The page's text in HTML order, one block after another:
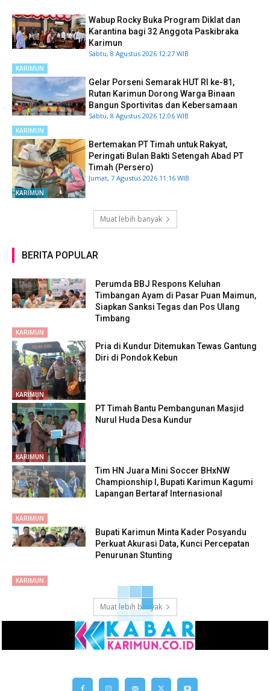
KARIMUN
Wabup Rocky Buka Program Diklat dan
Karantina bagi 32 Anggota Paskibraka
Karimun
Sabtu, 8 Agustus 2026 12:27 WIB
KARIMUN
Gelar Porseni Semarak HUT RI ke-81,
Rutan Karimun Dorong Warga Binaan
Bangun Sportivitas dan Kebersamaan
Sabtu, 8 Agustus 2026 12:06 WIB
KARIMUN
Bertemakan PT Timah untuk Rakyat,
Peringati Bulan Bakti Setengah Abad PT
Timah (Persero)
Jumat, 7 Agustus 2026 11:16 WIB
Muat lebih banyak
BERITA POPULAR
KARIMUN
Perumda BBJ Respons Keluhan
Timbangan Ayam di Pasar Puan Maimun,
Siapkan Sanksi Tegas dan Pos Ulang
Timbang
KARIMUN
Pria di Kundur Ditemukan Tewas Gantung
Diri di Pondok Kebun
KARIMUN
PT Timah Bantu Pembangunan Masjid
Nurul Huda Desa Kundur
KARIMUN
Tim HN Juara Mini Soccer BHxNW
Championship I, Bupati Karimun Kagumi
Lapangan Bertaraf Internasional
KARIMUN
Bupati Karimun Minta Kader Posyandu
Perkuat Akurasi Data, Kunci Percepatan
Penurunan Stunting
Muat lebih banyak